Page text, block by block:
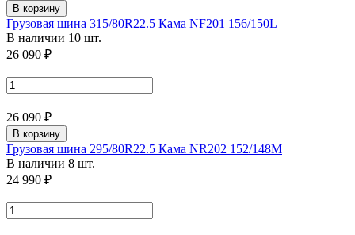
В корзину
Грузовая шина 315/80R22.5 Кама NF201 156/150L
В наличии 10 шт.
26 090 ₽
26 090 ₽
В корзину
Грузовая шина 295/80R22.5 Кама NR202 152/148M
В наличии 8 шт.
24 990 ₽